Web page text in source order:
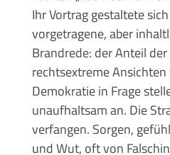
Ihr Vortrag gestaltete
vorgetragene, aber
Brandrede: der Anteil
rechtsextreme
Demokratie in Frage
unaufhaltsam an. Die
verfangen. Sorgen,
und Wut, oft von